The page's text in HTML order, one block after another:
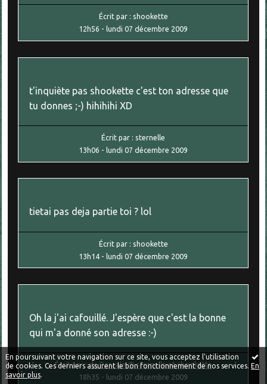
En poursuivant votre navigation sur ce site, vous acceptez l'utilisation
de cookies. Ces derniers assurent le bon fonctionnement de nos services. En
savoir plus.
Écrit par : shookette
12h56 - lundi 07 décembre 2009
t'inquiète pas shookette c'est ton adresse que
tu donnes ;-) hihihihi XD
Écrit par : sternelle
13h06 -lundi 07 décembre 2009
tietai pas deja partie toi ? lol
Écrit par : shookette
13h14 -lundi 07 décembre 2009
Oh la j'ai cafouillé. J'espère que c'est la bonne
qui m'a donné son adresse :-)
Écrit par :de Pascale @ sternelle et shookette
18h35 - lundi 07 décembre 2009